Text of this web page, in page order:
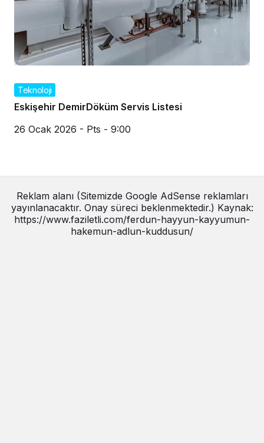
Teknoloji
Eskişehir DemirDöküm Servis Listesi
26 Ocak 2026 - Pts - 9:00
Reklam alanı (Sitemizde Google AdSense reklamları
yayınlanacaktır. Onay süreci beklenmektedir.) Kaynak:
https://www.faziletli.com/ferdun-hayyun-kayyumun-
hakemun-adlun-kuddusun/